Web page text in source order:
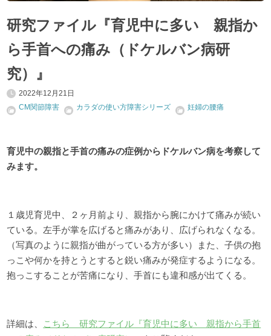
研究ファイル『育児中に多い 親指か
ら手首への痛み（ドケルバン病研
究）』
2022年12月21日
CM関節障害
カラダの使い方障害シリーズ 妊婦の腰痛
育児中の親指と手首の痛みの症例からドケルバン病を考察して
みます。
１歳児育児中、２ヶ月前より、親指から腕にかけて痛みが続い
ている。左手が掌を広げると痛みがあり、広げられなくなる。
（写真のように親指が曲がっている方が多い）また、子供の抱
っこや何かを持とうとすると鋭い痛みが発症するようになる。
抱っこすることが苦痛になり、手首にも違和感が出てくる。
詳細は、
こちら 研究ファイル『育児中に多い 親指から手首